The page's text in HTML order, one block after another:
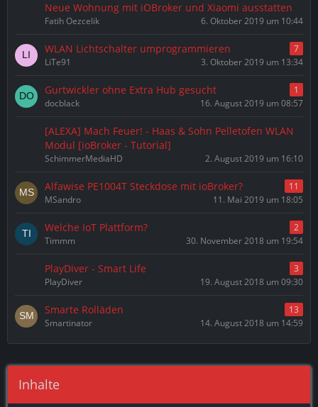
Neue Wohnung mit iOBroker und Xiaomi ausstatten
Fatih Oezcelik 6. Oktober 2019 um 10:44
WLAN Lichtschalter umprogrammieren
7
LiTe91
3. Oktober 2019 um 13:34
Gurtwickler ohne Extra Hub gesucht
1
docblack
16. August 2019 um 08:57
[ALEXA] Mach Feuer! - Haas & Sohn Pelletofen WLAN
Modul [ioBroker - Tutorial]
SchimmerMediaHD 2. August 2019 um 16:10
Alfawise PE1004T Steckdose mit ioBroker?
11
MSandro
11. Mai 2019 um 18:05
Welche IoT Plattform?
2
Timmm
30. November 2018 um 19:54
PlayDiver - Smart Life
3
PlayDiver
19. August 2018 um 09:30
Smarte Rolläden
13
Smartinator
14. August 2018 um 14:59
Inhalte